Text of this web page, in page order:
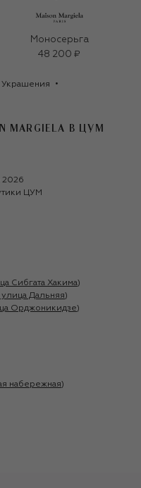
Моносерьга
48 200 ₽
Украшения
В ЦУМ
2026
ЦУМ
Сибгата Хакима)
Дальняя)
Орджоникидзе)
набережная)